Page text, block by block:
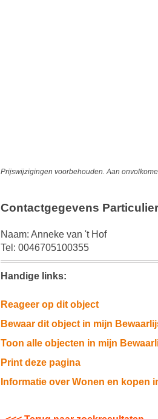
Prijswijzigingen voorbehouden. Aan
Contactgegevens
Naam: Anneke van 't Hof
Tel: 0046705100355
Handige links:
Reageer op dit object
Bewaar dit object in mijn
Toon alle objecten in mijn
Print deze pagina
Informatie over Wonen en kopen